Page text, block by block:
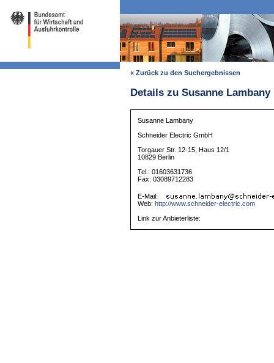
« Zurück zu den Suchergebnissen
Details zu Susanne Lambany
Susanne Lambany
Schneider Electric GmbH
Torgauer Str. 12-15, Haus 12/1
10829 Berlin
Tel.: 01603631736
Fax: 03089712283
E-Mail:
Web: http://www.schneider-electric.com
Link zur Anbieterliste: